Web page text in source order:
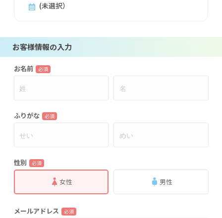
(未選択）
お客様情報の入力
お名前 必須
ふりがな 必須
性別 必須
女性 男性
メールアドレス 必須